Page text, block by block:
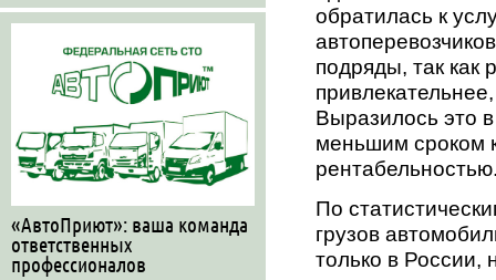
«АвтоПриют»: ваша команда
ответственных
профессионалов
обратилась к
подряды, так как
Выразилось это
меньшим сроком
По
грузов
только в России,